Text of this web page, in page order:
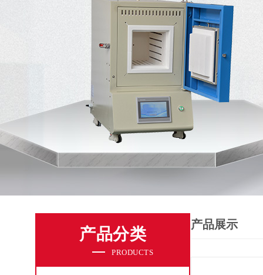
产品分类
PRODUCTS
产品展示